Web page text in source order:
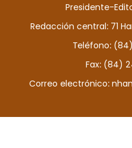
Presidente-
Redacción central: 71
Teléfono:
Fax: (84)
Correo electrónico: